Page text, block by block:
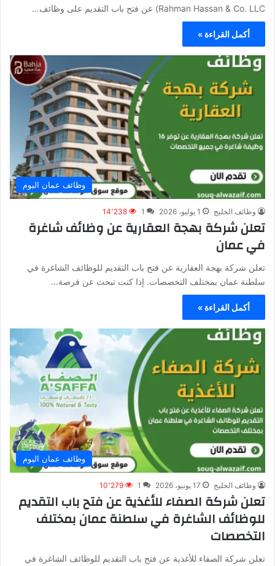
Rahman Hassan & Co. LLC) عن فتح باب التقديم على وظائف…
أكمل القراءة »
وظائف عمان اليوم
وظائف الخليج 1 يوليو، 2026 1 14٬238
تعلن شركة بهجة العقارية عن وظائف شاغرة
في عمان
تعلن شركة بهجة العقارية عن فتح باب التقديم للوظائف الشاغرة في
سلطنة عمان بمختلف التخصصات. إذا كنت تبحث عن فرصة…
أكمل القراءة »
وظائف عمان اليوم
وظائف الخليج 17 يونيو، 2026 1 10٬279
تعلن شركة الصفاء للأغذية عن فتح باب التقديم
للوظائف الشاغرة في سلطنة عمان بمختلف
التخصصات
تعلن شركة الصفاء للأغذية عن فتح باب التقديم للوظائف الشاغرة في